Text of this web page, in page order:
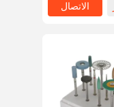
الاتصال